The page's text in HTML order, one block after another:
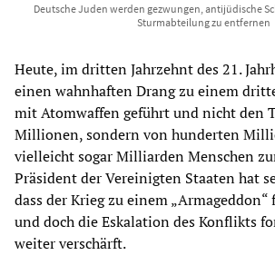
Deutsche Juden werden gezwungen, antijüdische
Sturmabteilung zu entfernen
Heute, im dritten Jahrzehnt des 21.
einen wahnhaften Drang zu einem
mit Atomwaffen geführt und nicht den
Millionen, sondern von hunderten
vielleicht sogar Milliarden Menschen
Präsident der Vereinigten Staaten hat
dass der Krieg zu einem
und doch die Eskalation des Konflikts
weiter verschärft.